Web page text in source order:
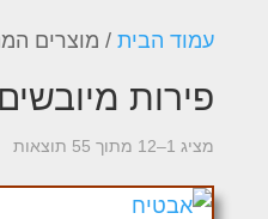
עמוד הבית/ מוצרים
פירות מיובשים
מציג 1–12 מתוך 55 תוצאות